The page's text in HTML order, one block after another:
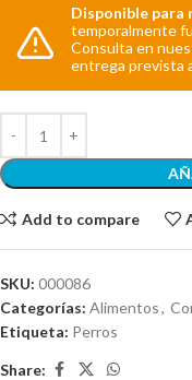
Disponible para
Add to compare
SKU: 000086
Categorías: Alimentos,
Etiqueta: Perros
Share: